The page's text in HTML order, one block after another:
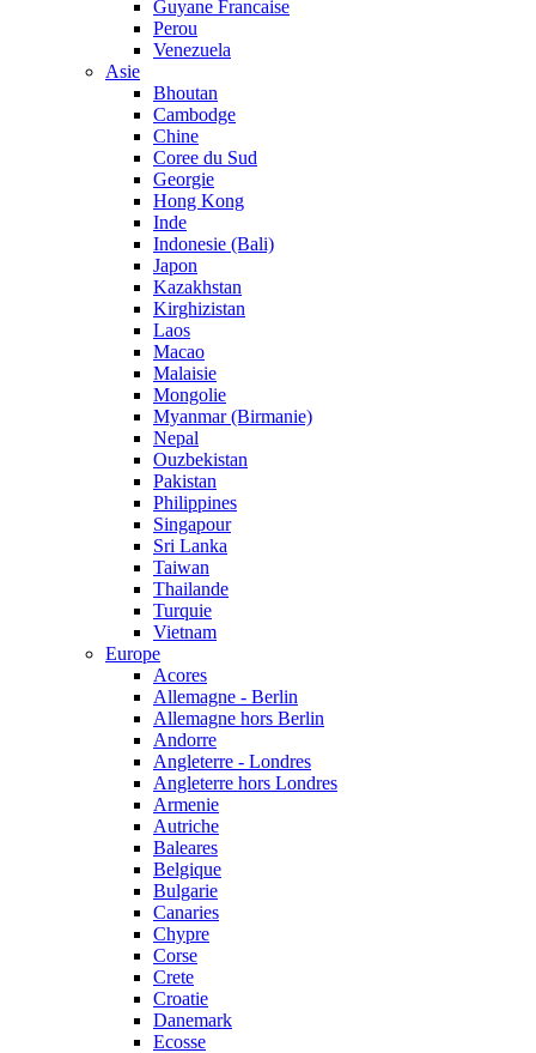
Guyane Francaise
Perou
Venezuela
Asie
Bhoutan
Cambodge
Chine
Coree du Sud
Georgie
Hong Kong
Inde
Indonesie (Bali)
Japon
Kazakhstan
Kirghizistan
Laos
Macao
Malaisie
Mongolie
Myanmar (Birmanie)
Nepal
Ouzbekistan
Pakistan
Philippines
Singapour
Sri Lanka
Taiwan
Thailande
Turquie
Vietnam
Europe
Acores
Allemagne - Berlin
Allemagne hors Berlin
Andorre
Angleterre - Londres
Angleterre hors Londres
Armenie
Autriche
Baleares
Belgique
Bulgarie
Canaries
Chypre
Corse
Crete
Croatie
Danemark
Ecosse